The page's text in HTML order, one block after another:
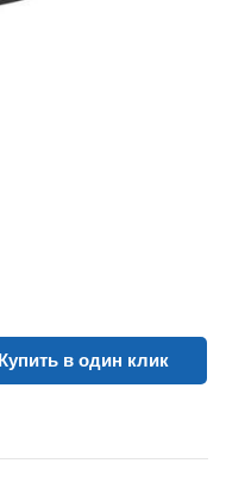
Купить в один клик